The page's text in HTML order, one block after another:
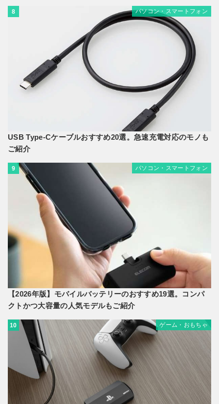
8 パソコン・スマートフォン
USB Type-Cケーブルおすすめ20選。急速充電対応のモノも
ご紹介
9 パソコン・スマートフォン
【2026年版】モバイルバッテリーのおすすめ19選。コンパ
クトかつ大容量の人気モデルもご紹介
10 ゲーム・おもちゃ